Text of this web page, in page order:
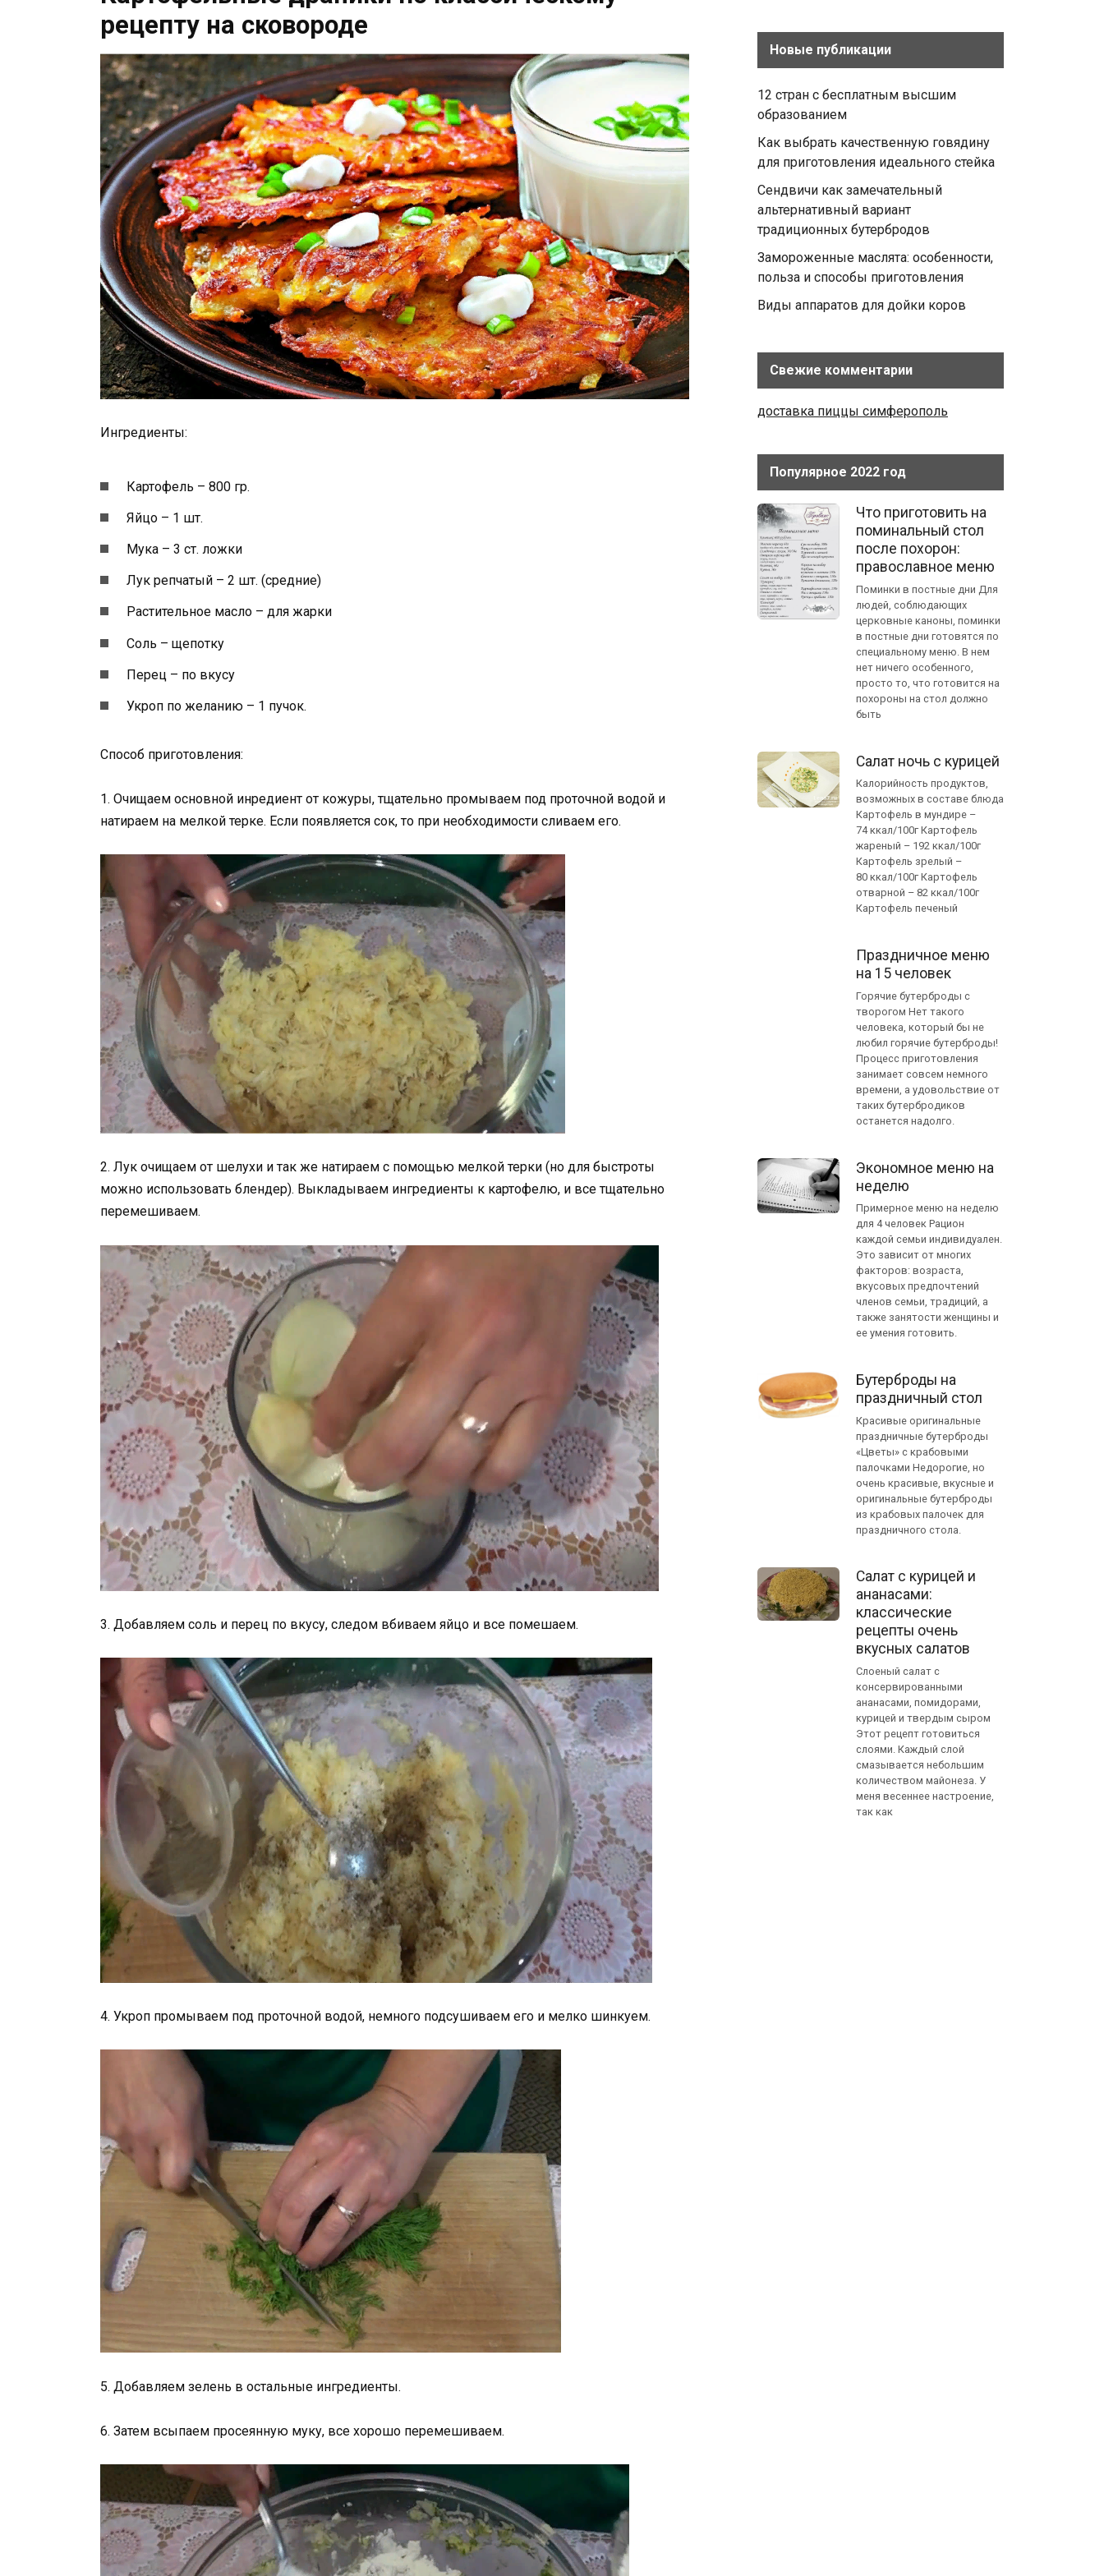
рецепту на сковороде
Ингредиенты:
Картофель – 800 гр.
Яйцо – 1 шт.
Мука – 3 ст. ложки
Лук репчатый – 2 шт. (средние)
Растительное масло – для жарки
Соль – щепотку
Перец – по вкусу
Укроп по желанию – 1 пучок.
Способ приготовления:
1. Очищаем основной инредиент от кожуры, тщательно промываем под проточной водой и
натираем на мелкой терке. Если появляется сок, то при необходимости сливаем его.
2. Лук очищаем от шелухи и так же натираем с помощью мелкой терки (но для быстроты
можно использовать блендер). Выкладываем ингредиенты к картофелю, и все тщательно
перемешиваем.
3. Добавляем соль и перец по вкусу, следом вбиваем яйцо и все помешаем.
4. Укроп промываем под проточной водой, немного подсушиваем его и мелко шинкуем.
5. Добавляем зелень в остальные ингредиенты.
6. Затем всыпаем просеянную муку, все хорошо перемешиваем.
Новые публикации
12 стран с бесплатным высшим
образованием
Как выбрать качественную говядину
для приготовления идеального стейка
Сендвичи как замечательный
альтернативный вариант
традиционных бутербродов
Замороженные маслята: особенности,
польза и способы приготовления
Виды аппаратов для дойки коров
Свежие комментарии
доставка пиццы симферополь
Популярное 2022 год
Что приготовить на
поминальный стол
после похорон:
православное меню
Поминки в постные дни Для
людей, соблюдающих
церковные каноны, поминки
в постные дни готовятся по
специальному меню. В нем
нет ничего особенного,
просто то, что готовится на
похороны на стол должно
быть
Салат ночь с курицей
Калорийность продуктов,
возможных в составе блюда
Картофель в мундире –
74 ккал/100г Картофель
жареный – 192 ккал/100г
Картофель зрелый –
80 ккал/100г Картофель
отварной – 82 ккал/100г
Картофель печеный
Праздничное меню
на 15 человек
Горячие бутерброды с
творогом Нет такого
человека, который бы не
любил горячие бутерброды!
Процесс приготовления
занимает совсем немного
времени, а удовольствие от
таких бутербродиков
останется надолго.
Экономное меню на
неделю
Примерное меню на неделю
для 4 человек Рацион
каждой семьи индивидуален.
Это зависит от многих
факторов: возраста,
вкусовых предпочтений
членов семьи, традиций, а
также занятости женщины и
ее умения готовить.
Бутерброды на
праздничный стол
Красивые оригинальные
праздничные бутерброды
«Цветы» с крабовыми
палочками Недорогие, но
очень красивые, вкусные и
оригинальные бутерброды
из крабовых палочек для
праздничного стола.
Салат с курицей и
ананасами:
классические
рецепты очень
вкусных салатов
Слоеный салат с
консервированными
ананасами, помидорами,
курицей и твердым сыром
Этот рецепт готовиться
слоями. Каждый слой
смазывается небольшим
количеством майонеза. У
меня весеннее настроение,
так как